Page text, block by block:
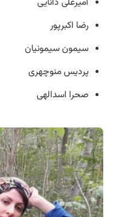
رضا اکبرپور
سیمون سیمونیان
پردیس منوچهری
صحرا اسدالهی